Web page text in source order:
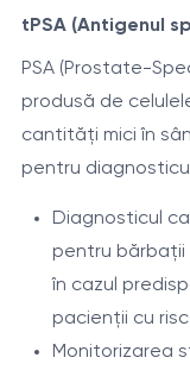
tPSA (Antigenul
PSA (Prostate-
produsă de
cantități mici în
pentru
Diagnosticul
pentru bărbații
în cazul
pacienții cu
Monitorizarea